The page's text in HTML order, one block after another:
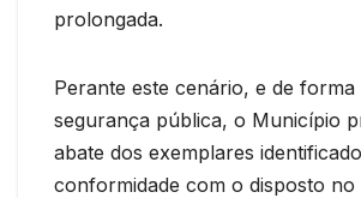
prolongada.
Perante este cenário, e de
segurança pública, o Município
abate dos exemplares
conformidade com o disposto no